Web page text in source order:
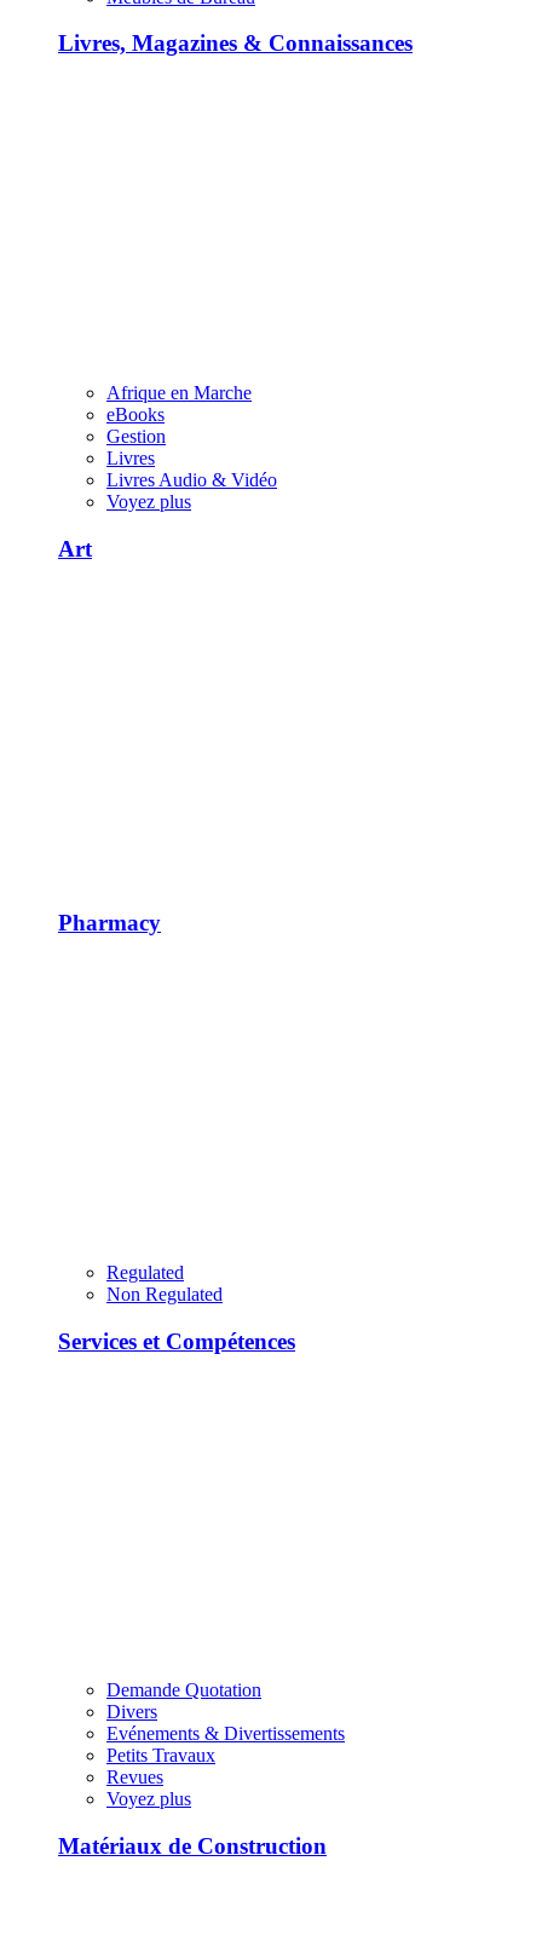
Livres, Magazines & Connaissances
Afrique en Marche
eBooks
Gestion
Livres
Livres Audio & Vidéo
Voyez plus
Art
Pharmacy
Regulated
Non Regulated
Services et Compétences
Demande Quotation
Divers
Evénements & Divertissements
Petits Travaux
Revues
Voyez plus
Matériaux de Construction